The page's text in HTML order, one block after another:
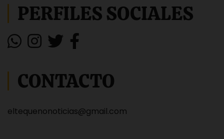
PERFILES SOCIALES
CONTACTO
eltequenonoticias@gmail.com